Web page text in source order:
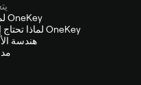
لماذا OneKey
لماذا تحتاج إلى OneKey
هندسة